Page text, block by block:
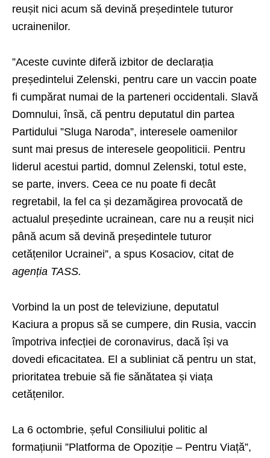
reușit nici acum să devină președintele tuturor
ucrainenilor.
”Aceste cuvinte diferă izbitor de declarația
președintelui Zelenski, pentru care un vaccin poate
fi cumpărat numai de la parteneri occidentali. Slavă
Domnului, însă, că pentru deputatul din partea
Partidului ”Sluga Naroda”, interesele oamenilor
sunt mai presus de interesele geopoliticii. Pentru
liderul acestui partid, domnul Zelenski, totul este,
se parte, invers. Ceea ce nu poate fi decât
regretabil, la fel ca și dezamăgirea provocată de
actualul președinte ucrainean, care nu a reușit nici
până acum să devină președintele tuturor
cetățenilor Ucrainei”, a spus Kosaciov, citat de
agenția TASS.
Vorbind la un post de televiziune, deputatul
Kaciura a propus să se cumpere, din Rusia, vaccin
împotriva infecției de coronavirus, dacă își va
dovedi eficacitatea. El a subliniat că pentru un stat,
prioritatea trebuie să fie sănătatea și viața
cetățenilor.
La 6 octombrie, șeful Consiliului politic al
formațiunii ”Platforma de Opoziție – Pentru Viață”,